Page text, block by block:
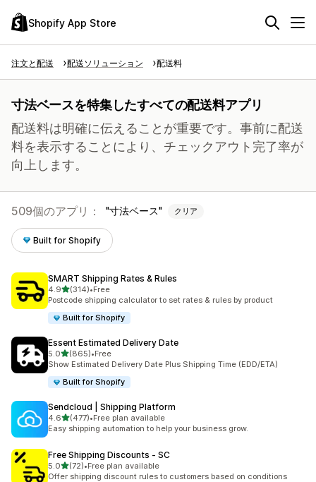
Shopify App Store
注文と配送 配送ソリューション 配送料
寸法ベースを特集したすべての配送料アプリ
配送料は明確に伝えることが重要です。事前に配送
料を表示することにより、チェックアウト完了率が
向上します。
509個のアプリ： 寸法ベース クリア
Built for Shopify
SMART Shipping Rates & Rules
4.95つ星中
(314)
合計レビュー数：314件
•Free
Postcode shipping calculator to set rates & rules by product
Built for Shopify
Essent Estimated Delivery Date
5.05つ星中
(865)
合計レビュー数：865件
•Free
Show Estimated Delivery Date Plus Shipping Time (EDD/ETA)
Built for Shopify
Sendcloud | Shipping Platform
4.65つ星中
(477)
合計レビュー数：477件
•Free plan available
Easy shipping automation to help your business grow.
Free Shipping Discounts ‑ SC
5.05つ星中
(72)
合計レビュー数：72件
•Free plan available
Offer shipping discount rules to customers based on conditions